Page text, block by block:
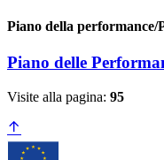
Piano della performance/
Piano delle
Visite alla pagina: 95